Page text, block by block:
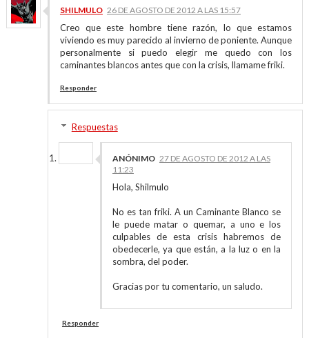
SHILMULO 26 DE AGOSTO DE 2012 A LAS 15:57
Creo que este hombre tiene razón, lo que estamos
viviendo es muy parecido al invierno de poniente. Aunque
personalmente si puedo elegir me quedo con los
caminantes blancos antes que con la crisis, llamame friki.
Responder
Respuestas
ANÓNIMO 27 DE AGOSTO DE 2012 A LAS
11:23
Hola, Shilmulo
No es tan friki. A un Caminante Blanco se
le puede matar o quemar, a uno e los
culpables de esta crisis habremos de
obedecerle, ya que están, a la luz o en la
sombra, del poder.
Gracias por tu comentario, un saludo.
Responder